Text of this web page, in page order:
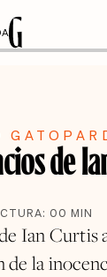
de
00 MIN
Ian Curtis
la